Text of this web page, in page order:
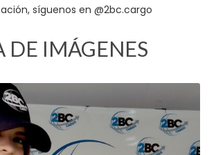
síguenos en @2bc.cargo
DE IMÁGENES